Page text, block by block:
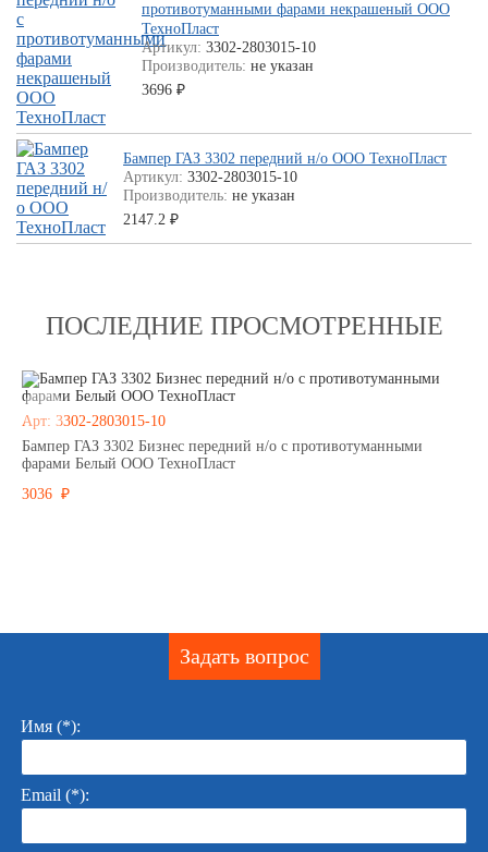
противотуманными фарами некрашеный ООО
ТехноПласт
Артикул: 3302-2803015-10
Производитель: не указан
3696 ₽
Бампер ГАЗ 3302 передний н/о ООО ТехноПласт
Артикул:3302-2803015-10
Производитель:не указан
2147.2₽
ПОСЛЕДНИЕ ПРОСМОТРЕННЫЕ
Арт: 3302-2803015-10
Бампер ГАЗ 3302 Бизнес передний н/о с противотуманными
фарами Белый ООО ТехноПласт
3036 ₽
Задать вопрос
Имя (*):
Email (*):